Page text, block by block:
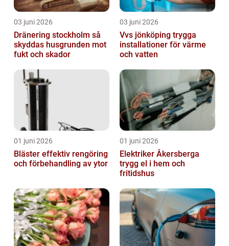
03 juni 2026
Dränering stockholm så
skyddas husgrunden mot
fukt och skador
03 juni 2026
Vvs jönköping trygga
installationer för värme
och vatten
01 juni 2026
Bläster effektiv rengöring
och förbehandling av ytor
01 juni 2026
Elektriker Åkersberga
trygg el i hem och
fritidshus